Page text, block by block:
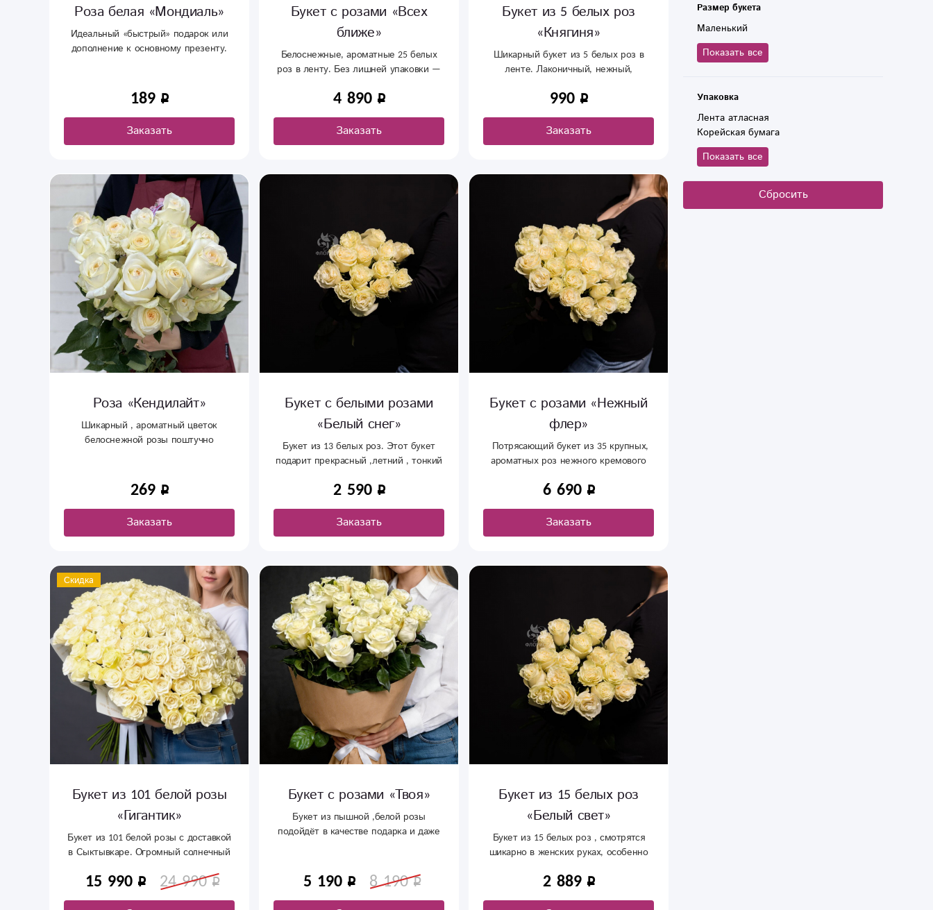
Роза белая «Мондиаль»
Идеальный «быстрый» подарок или
дополнение к основному презенту.
Сыктывкаре работает круглосуточно.
189
Заказать
Букет с розами «Всех
ближе»
Белоснежные, ароматные 25 белых
роз в ленту. Без лишней упаковки —
благородно и дорого. Заказать белые
доставкой на любое время.
4 890
Заказать
Букет из 5 белых роз
«Княгиня»
Шикарный букет из 5 белых роз в
ленте. Лаконичный, нежный,
комплимента. Легко нести, приятно
недорого — этот вариант отличный
выбор.
990
Заказать
Роза «Кендилайт»
Шикарный , ароматный цветок
белоснежной розы поштучно
269
Заказать
Букет с белыми розами
«Белый снег»
Букет из 13 белых роз. Этот букет
подарит прекрасный ,летний , тонкий
2 590
Заказать
Букет с розами «Нежный
флер»
Потрясающий букет из 35 крупных,
ароматных роз нежного кремового
лишней упаковки – акцент на красоте
6 690
Заказать
Скидка
Букет из 101 белой розы
«Гигантик»
Букет из 101 белой розы с доставкой
в Сыктывкаре. Огромный солнечный
случая.
15 990 24 990
Букет с розами «Твоя»
Букет из пышной ,белой розы
подойдёт в качестве подарка и даже
5 190 8 190
Букет из 15 белых роз
«Белый свет»
Букет из 15 белых роз , смотрятся
шикарно в женских руках, особенно
2 889
Размер букета
Маленький
Показать все
Упаковка
Лента атласная
Корейская бумага
Показать все
Сбросить